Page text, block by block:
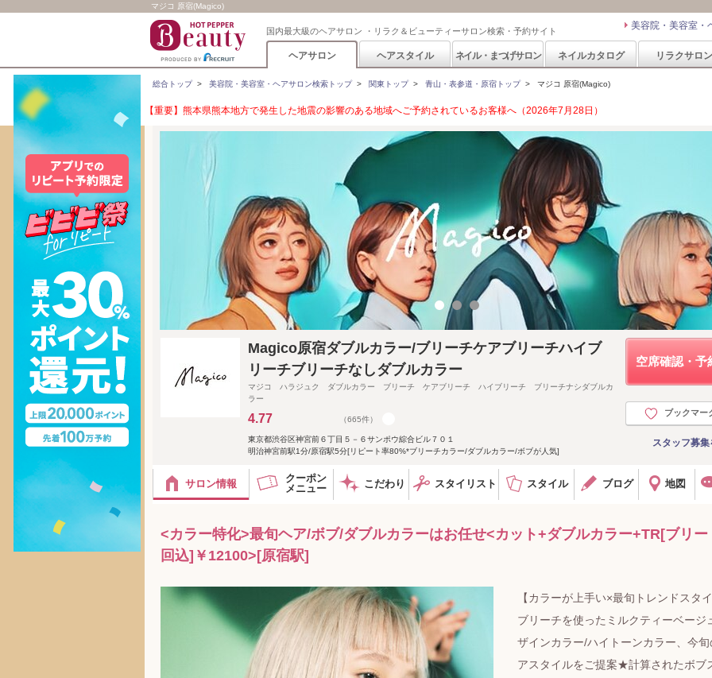
マジコ 原宿(Magico)
国内最大級のヘアサロン ・リラク＆ビューティーサロン検索・予約サイト 美容院・美容室・
ヘアサロン ヘアスタイル ネイル・まつげサロン ネイルカタログ リラクサロン
総合トップ> 美容院・美容室・ヘアサロン検索トップ> 関東トップ> 青山・表参道・原宿トップ> マジコ 原宿(Magico)
【重要】熊本県熊本地方で発生した地震の影響のある地域へご予約されているお客様へ（2026年7月28日）
空席確認・予
ブックマー
スタッフ募
Magico原宿ダブルカラー/ブリーチケアブリーチハイブ
リーチブリーチなしダブルカラー
マジコ ハラジュク ダブルカラー ブリーチ ケアブリーチ ハイブリーチ ブリーチナシダブルカ
ラー
4.77 （665件）
東京都渋谷区神宮前６丁目５－６サンポウ綜合ビル７０１
明治神宮前駅1分/原宿駅5分[リピート率80%*ブリーチカラー/ダブルカラー/ボブが人気]
サロン情報
クーポン
メニュー
こだわり スタイリスト スタイル ブログ 地図
<カラー特化>最旬ヘア/ボブ/ダブルカラーはお任せ<カット+ダブルカラー+TR[ブリー
回込]￥12100>[原宿駅]
【カラーが上手い×最旬トレンドスタ
ブリーチを使ったミルクティーベージ
ザインカラー/ハイトーンカラー、今旬
アスタイルをご提案★計算されたボブ